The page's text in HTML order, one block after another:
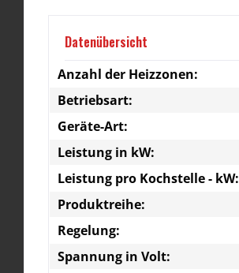
Datenübersicht
Anzahl der Heizzonen:
Betriebsart:
Geräte-Art:
Leistung in kW:
Leistung pro Kochstelle - kW:
Produktreihe:
Regelung:
Spannung in Volt: